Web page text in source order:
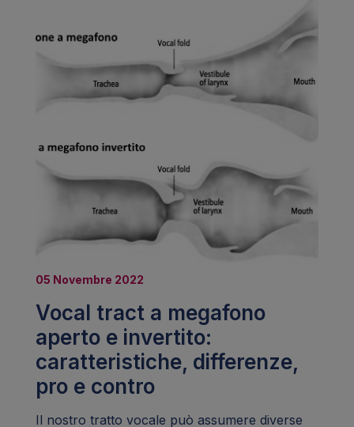
05 Novembre 2022
Vocal tract a megafono
aperto e invertito:
caratteristiche, differenze,
pro e contro
Il nostro tratto vocale può assumere diverse